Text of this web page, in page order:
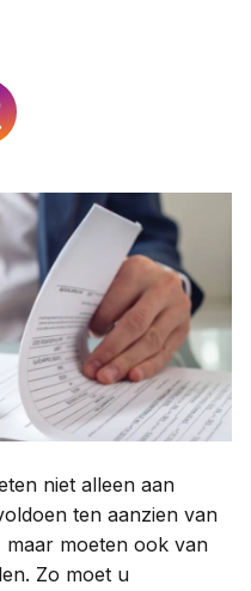
niet alleen aan
ten aanzien van
moeten ook van
Zo moet u